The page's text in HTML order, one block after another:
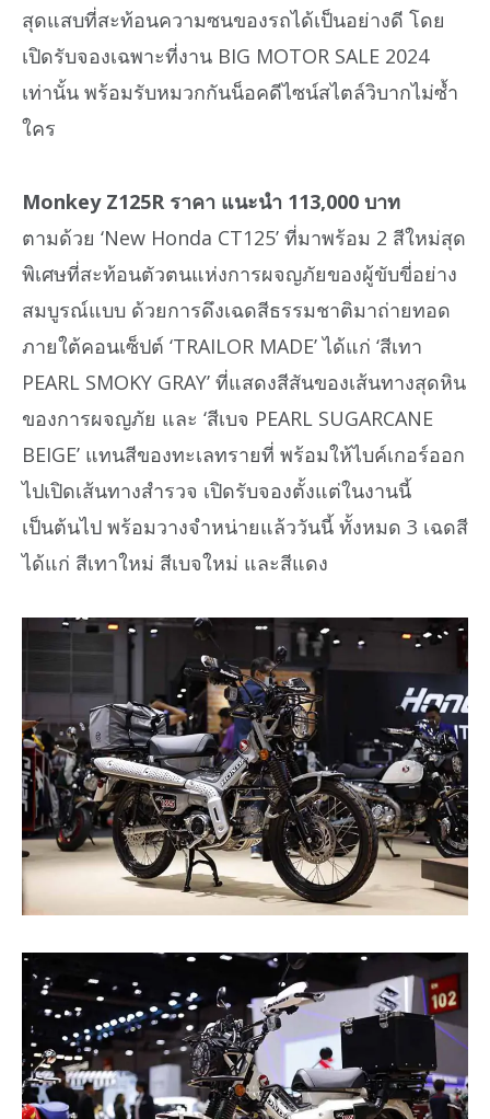
สุดแสบที่สะท้อนความซนของรถได้เป็นอย่างดี โดย
เปิดรับจองเฉพาะที่งาน BIG MOTOR SALE 2024
เท่านั้น พร้อมรับหมวกกันน็อคดีไซน์สไตล์วิบากไม่ซ้ำ
ใคร
Monkey Z125R ราคา แนะนำ 113,000 บาท
ตามด้วย ‘New Honda CT125’ ที่มาพร้อม 2 สีใหม่สุด
พิเศษที่สะท้อนตัวตนแห่งการผจญภัยของผู้ขับขี่อย่าง
สมบูรณ์แบบ ด้วยการดึงเฉดสีธรรมชาติมาถ่ายทอด
ภายใต้คอนเซ็ปต์ ‘TRAILOR MADE’ ได้แก่ ‘สีเทา
PEARL SMOKY GRAY’ ที่แสดงสีสันของเส้นทางสุดหิน
ของการผจญภัย และ ‘สีเบจ PEARL SUGARCANE
BEIGE’ แทนสีของทะเลทรายที่ พร้อมให้ไบค์เกอร์ออก
ไปเปิดเส้นทางสำรวจ เปิดรับจองตั้งแต่ในงานนี้
เป็นต้นไป พร้อมวางจำหน่ายแล้ววันนี้ ทั้งหมด 3 เฉดสี
ได้แก่ สีเทาใหม่ สีเบจใหม่ และสีแดง